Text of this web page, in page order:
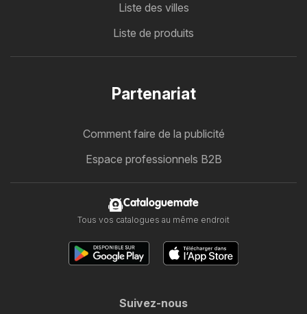
Liste des villes
Liste de produits
Partenariat
Comment faire de la publicité
Espace professionnels B2B
Cataloguemate
Tous vos catalogues au même endroit
Suivez-nous